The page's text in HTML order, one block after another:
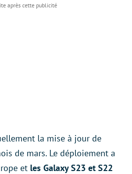
la mise à jour de
de mars. Le déploiement a
et les Galaxy S23 et S22